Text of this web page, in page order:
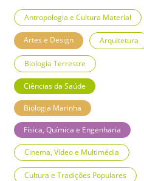
Antropologia e Cultura Material
Artes e Design Arquitetura
Biologia Terrestre
Ciências da Saúde
Biologia Marinha
Física, Química e Engenharia
Cinema, Vídeo e Multimédia
Cultura e Tradições Populares